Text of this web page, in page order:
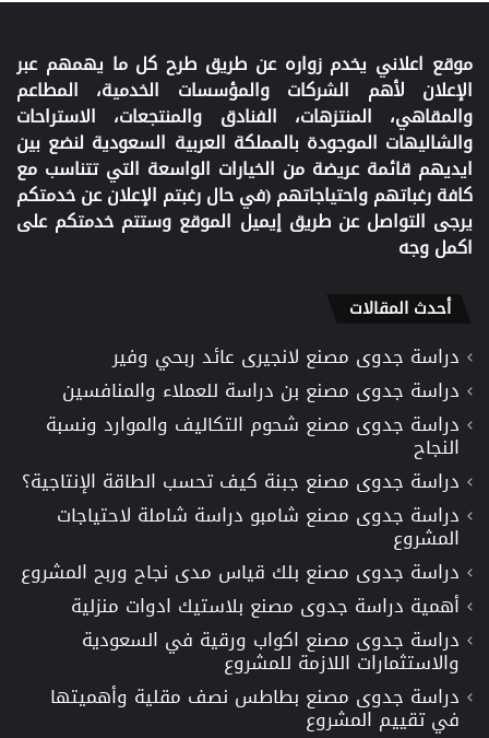
موقع اعلاني يخدم زواره عن طريق طرح كل ما يهمهم عبر
الإعلان لأهم الشركات والمؤسسات الخدمية، المطاعم
والمقاهي، المنتزهات، الفنادق والمنتجعات، الاستراحات
والشاليهات الموجودة بالمملكة العربية السعودية لنضع بين
ايديهم قائمة عريضة من الخيارات الواسعة التي تتناسب مع
كافة رغباتهم واحتياجاتهم (في حال رغبتم الإعلان عن خدمتكم
يرجى التواصل عن طريق إيميل الموقع وستتم خدمتكم على
اكمل وجه
أحدث المقالات
دراسة جدوى مصنع لانجيرى عائد ربحي وفير
دراسة جدوى مصنع بن دراسة للعملاء والمنافسين
دراسة جدوى مصنع شحوم التكاليف والموارد ونسبة
النجاح
دراسة جدوى مصنع جبنة كيف تحسب الطاقة الإنتاجية؟
دراسة جدوى مصنع شامبو دراسة شاملة لاحتياجات
المشروع
دراسة جدوى مصنع بلك قياس مدى نجاح وربح المشروع
أهمية دراسة جدوى مصنع بلاستيك ادوات منزلية
دراسة جدوى مصنع اكواب ورقية في السعودية
والاستثمارات اللازمة للمشروع
دراسة جدوى مصنع بطاطس نصف مقلية وأهميتها
في تقييم المشروع